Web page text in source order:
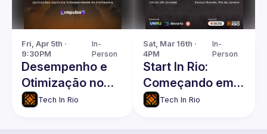
Fri, Apr 5th ·
9:30PM
In-
Person
Desempenho e
Otimização no
Frontend
Tech In Rio
Sat, Mar 16th ·
4PM
In-
Person
Start In Rio:
Começando em
Tecnologia
Tech In Rio